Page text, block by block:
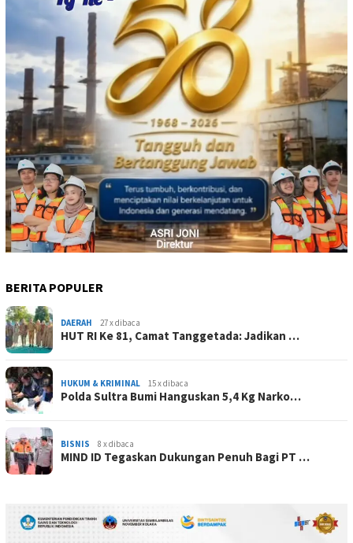
BERITA POPULER
DAERAH 27 x dibaca
HUT RI Ke 81, Camat Tanggetada: Jadikan …
HUKUM & KRIMINAL 15 x dibaca
Polda Sultra Bumi Hanguskan 5,4 Kg Narko…
BISNIS 8 x dibaca
MIND ID Tegaskan Dukungan Penuh Bagi PT …